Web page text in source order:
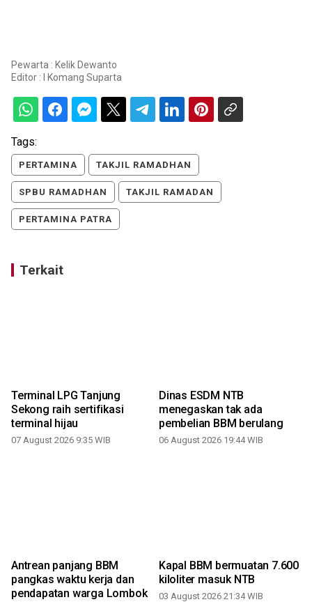
Pewarta : Kelik Dewanto
Editor :
I Komang Suparta
Tags:
PERTAMINA TAKJIL RAMADHAN
SPBU RAMADHAN TAKJIL RAMADAN
PERTAMINA PATRA
Terkait
Terminal LPG Tanjung
Sekong raih sertifikasi
terminal hijau
07 August 2026 9:35 WIB
Dinas ESDM NTB
menegaskan tak ada
pembelian BBM berulang
06 August 2026 19:44 WIB
Antrean panjang BBM
pangkas waktu kerja dan
pendapatan warga Lombok
Kapal BBM bermuatan 7.600
kiloliter masuk NTB
03 August 2026 21:34 WIB